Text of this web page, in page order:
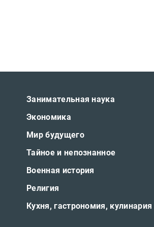
Занимательная наука
Экономика
Мир будущего
Тайное и непознанное
Военная история
Религия
Кухня, гастрономия, кулинария